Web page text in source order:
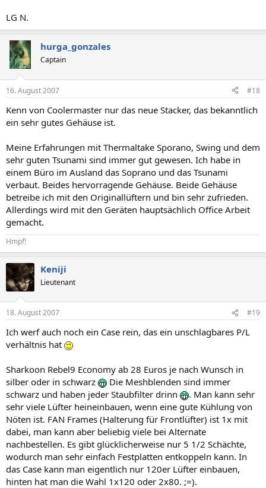
LG N.
hurga_gonzales
Captain
16. August 2007 #18
Kenn von Coolermaster nur das neue Stacker, das bekanntlich
ein sehr gutes Gehäuse ist.
Meine Erfahrungen mit Thermaltake Sporano, Swing und dem
sehr guten Tsunami sind immer gut gewesen. Ich habe in
einem Büro im Ausland das Soprano und das Tsunami
verbaut. Beides hervorragende Gehäuse. Beide Gehäuse
betreibe ich mit den Originallüftern und bin sehr zufrieden.
Allerdings wird mit den Geräten hauptsächlich Office Arbeit
gemacht.
Hmpf!
Keniji
Lieutenant
18. August 2007 #19
Ich werf auch noch ein Case rein, das ein unschlagbares P/L
verhältnis hat
Sharkoon Rebel9 Economy ab 28 Euros je nach Wunsch in
silber oder in schwarz
Die Meshblenden sind immer
schwarz und haben jeder Staubfilter drinn
. Man kann sehr
sehr viele Lüfter heineinbauen, wenn eine gute Kühlung von
Nöten ist. FAN Frames (Halterung für Frontlüfter) ist 1x mit
dabei, man kann aber beliebig viele bei Alternate
nachbestellen. Es gibt glücklicherweise nur 5 1/2 Schächte,
wodurch man sehr einfach Festplatten entkoppeln kann. In
das Case kann man eigentlich nur 120er Lüfter einbauen,
hinten hat man die Wahl 1x120 oder 2x80. ;=).